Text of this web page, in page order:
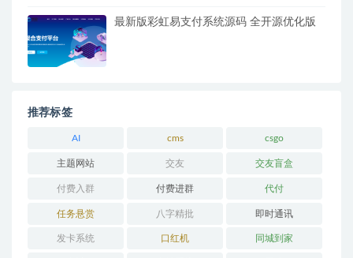
最新版彩虹易支付系统源码 全开源优化版
推荐标签
AI cms csgo
主题网站 交友 交友盲盒
付费入群 付费进群 代付
任务悬赏 八字精批 即时通讯
发卡系统 口红机 同城到家